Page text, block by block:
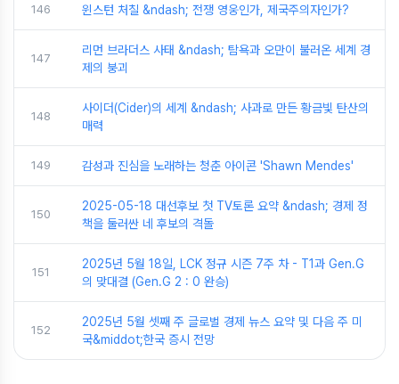
146 윈스턴 처칠 &ndash; 전쟁 영웅인가, 제국주의자인가?
147
리먼 브라더스 사태 &ndash; 탐욕과 오만이 불러온 세계 경
제의 붕괴
148
사이더(Cider)의 세계 &ndash; 사과로 만든 황금빛 탄산의
매력
149 감성과 진심을 노래하는 청춘 아이콘 'Shawn Mendes'
150
2025-05-18 대선후보 첫 TV토론 요약 &ndash; 경제 정
책을 둘러싼 네 후보의 격돌
151
2025년 5월 18일, LCK 정규 시즌 7주 차 - T1과 Gen.G
의 맞대결 (Gen.G 2 : 0 완승)
152
2025년 5월 셋째 주 글로벌 경제 뉴스 요약 및 다음 주 미
국&middot;한국 증시 전망